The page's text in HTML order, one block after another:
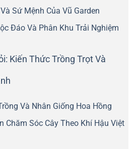
Sứ Mệnh Của Vũ Garden
Đáo Và Phân Khu Trải Nghiệm
Kiến Thức Trồng Trọt Và
Và Nhân Giống Hoa Hồng
Chăm Sóc Cây Theo Khí Hậu Việt